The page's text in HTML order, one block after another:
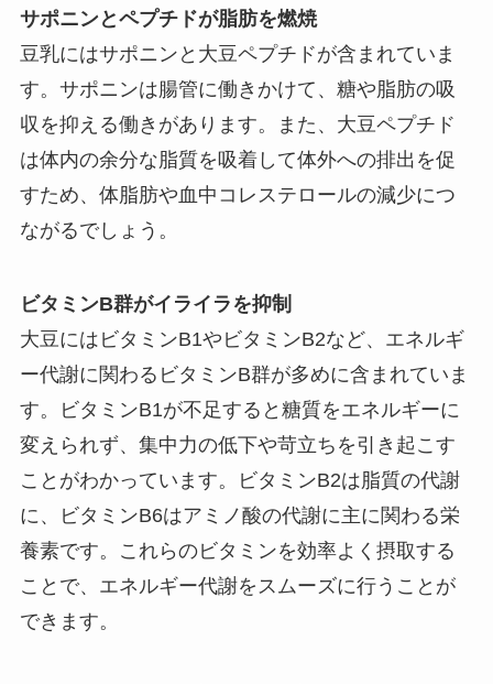
サポニンとペプチドが脂肪を燃焼
豆乳にはサポニンと大豆ペプチドが含まれていま
す。サポニンは腸管に働きかけて、糖や脂肪の吸
収を抑える働きがあります。また、大豆ペプチド
は体内の余分な脂質を吸着して体外への排出を促
すため、体脂肪や血中コレステロールの減少につ
ながるでしょう。
ビタミンB群がイライラを抑制
大豆にはビタミンB1やビタミンB2など、エネルギ
ー代謝に関わるビタミンB群が多めに含まれていま
す。ビタミンB1が不足すると糖質をエネルギーに
変えられず、集中力の低下や苛立ちを引き起こす
ことがわかっています。ビタミンB2は脂質の代謝
に、ビタミンB6はアミノ酸の代謝に主に関わる栄
養素です。これらのビタミンを効率よく摂取する
ことで、エネルギー代謝をスムーズに行うことが
できます。